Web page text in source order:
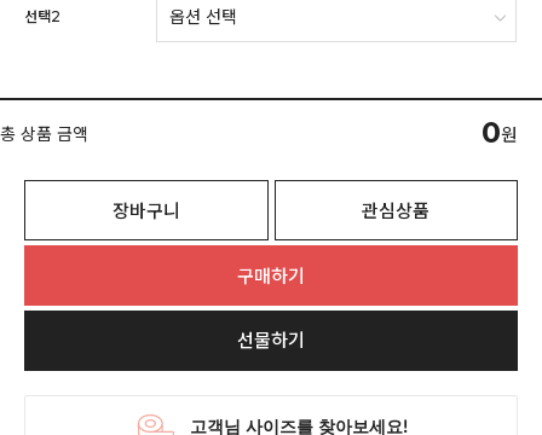
선택2
총 상품 금액 0원
장바구니 관심상품
구매하기
선물하기